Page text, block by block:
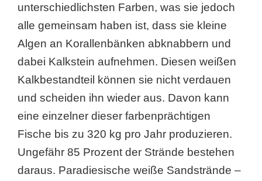
unterschiedlichsten Farben, was sie jedoch
alle gemeinsam haben ist, dass sie kleine
Algen an Korallenbänken abknabbern und
dabei Kalkstein aufnehmen. Diesen weißen
Kalkbestandteil können sie nicht verdauen
und scheiden ihn wieder aus. Davon kann
eine einzelner dieser farbenprächtigen
Fische bis zu 320 kg pro Jahr produzieren.
Ungefähr 85 Prozent der Strände bestehen
daraus. Paradiesische weiße Sandstrände –